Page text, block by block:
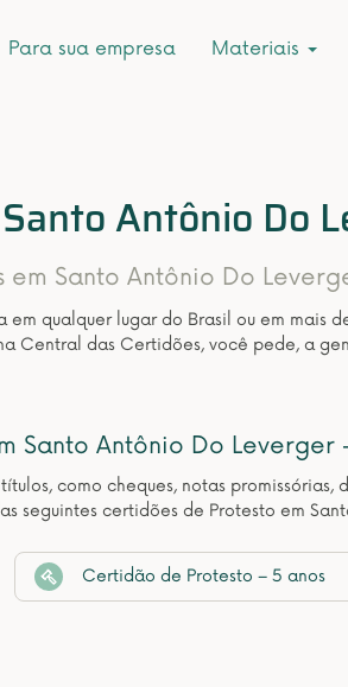
Para sua empresa Materiais
Antônio Do
Santo Antônio Do
qualquer lugar do Brasil ou em mais
Central das Certidões, você pede, a
Santo Antônio Do Leverger
como cheques, notas promissórias,
seguintes certidões de Protesto em
Certidão de Protesto – 5 anos